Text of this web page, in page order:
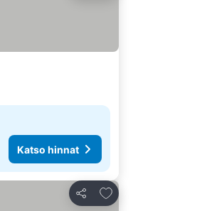
Katso hinnat
Jaa
Lisää suosikkeihin